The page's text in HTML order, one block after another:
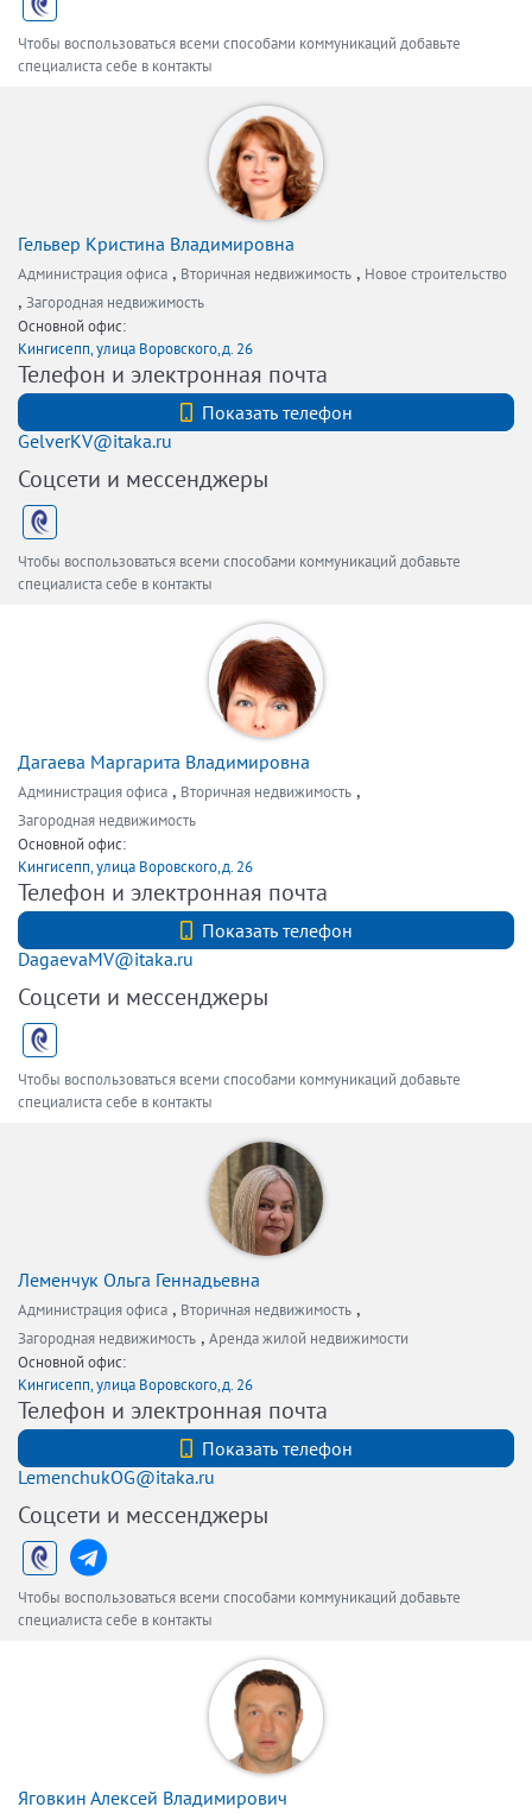
Чтобы воспользоваться всеми способами коммуникаций добавьте
специалиста себе в контакты
Гельвер Кристина Владимировна
Администрация офиса , Вторичная недвижимость , Новое строительство
, Загородная недвижимость
Основной офис:
Кингисепп, улица Воровского,д. 26
Телефон и электронная почта
Показать телефон
GelverKV@itaka.ru
Соцсети и мессенджеры
Чтобы воспользоваться всеми способами коммуникаций добавьте
специалиста себе в контакты
Дагаева Маргарита Владимировна
Администрация офиса , Вторичная недвижимость ,
Загородная недвижимость
Основной офис:
Кингисепп, улица Воровского,д. 26
Телефон и электронная почта
Показать телефон
DagaevaMV@itaka.ru
Соцсети и мессенджеры
Чтобы воспользоваться всеми способами коммуникаций добавьте
специалиста себе в контакты
Леменчук Ольга Геннадьевна
Администрация офиса , Вторичная недвижимость ,
Загородная недвижимость , Аренда жилой недвижимости
Основной офис:
Кингисепп, улица Воровского,д. 26
Телефон и электронная почта
Показать телефон
LemenchukOG@itaka.ru
Соцсети и мессенджеры
Чтобы воспользоваться всеми способами коммуникаций добавьте
специалиста себе в контакты
Яговкин Алексей Владимирович